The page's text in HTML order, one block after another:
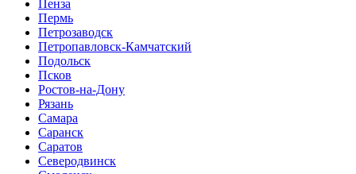
Пенза
Пермь
Петрозаводск
Петропавловск-Камчатский
Подольск
Псков
Ростов-на-Дону
Рязань
Самара
Саранск
Саратов
Северодвинск